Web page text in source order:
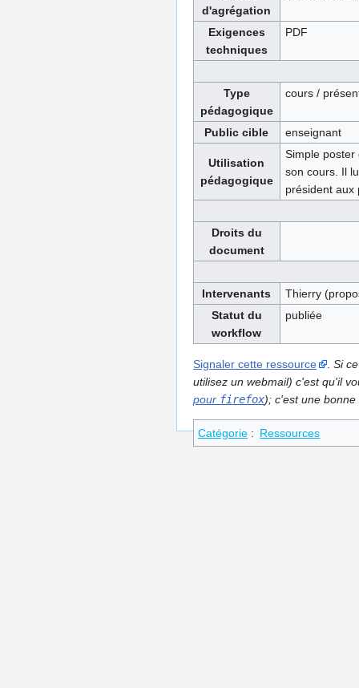
d'agrégation
Exigences
techniques
PDF
Type
pédagogique
cours /
Public cible enseignant
Utilisation
pédagogique
Simple poster
son cours. Il
président aux
Droits du
document
Intervenants
Thierry
Statut du
workflow
publiée
Signaler cette ressource
Si
utilisez un webmail) c'est qu'il
pour firefox); c'est une
Catégorie : Ressources